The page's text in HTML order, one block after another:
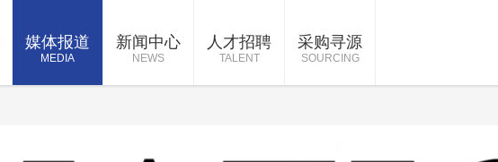
媒体报道
MEDIA
新闻中心
NEWS
人才招聘
TALENT
采购寻源
SOURCING